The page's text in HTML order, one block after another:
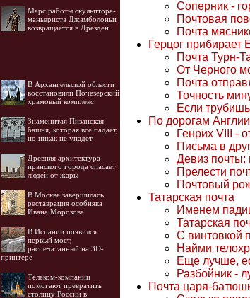
Марс работы скульптора-
маньериста Джамболоньи
возвращается в Дрезден
В Архангельской области
восстановили Почезерский
храмовый комплекс
Знаменитая Пизанская
башня, которая все падает,
но никак не упадет
Древняя архитектура
иранского города спасает
людей от жары
В Москве завершилась
реставрация особняка
Ивана Морозова
В Испании появился
первый мост,
распечатанный на 3D-
принтере
Телеком-компании
помогают превратить
столицу России в
Соперник -
Почтовая
Почта
Герцог прибирает
Почта Турн-
От Черного
Почта
Точность
Если
По дорогам Англии
Генрих VIII -
Письма в
Девиз почты:
Прелести
Почтовый
Татарская почта
Именем
Татарская
С винтовкой
Найми
Еще лучше,
Разбойник -
Почта царя-